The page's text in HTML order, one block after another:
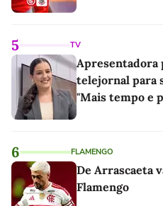
5 TV
Apresentadora
telejornal para
"Mais tempo e
6 FLAMENGO
De Arrascaeta
Flamengo